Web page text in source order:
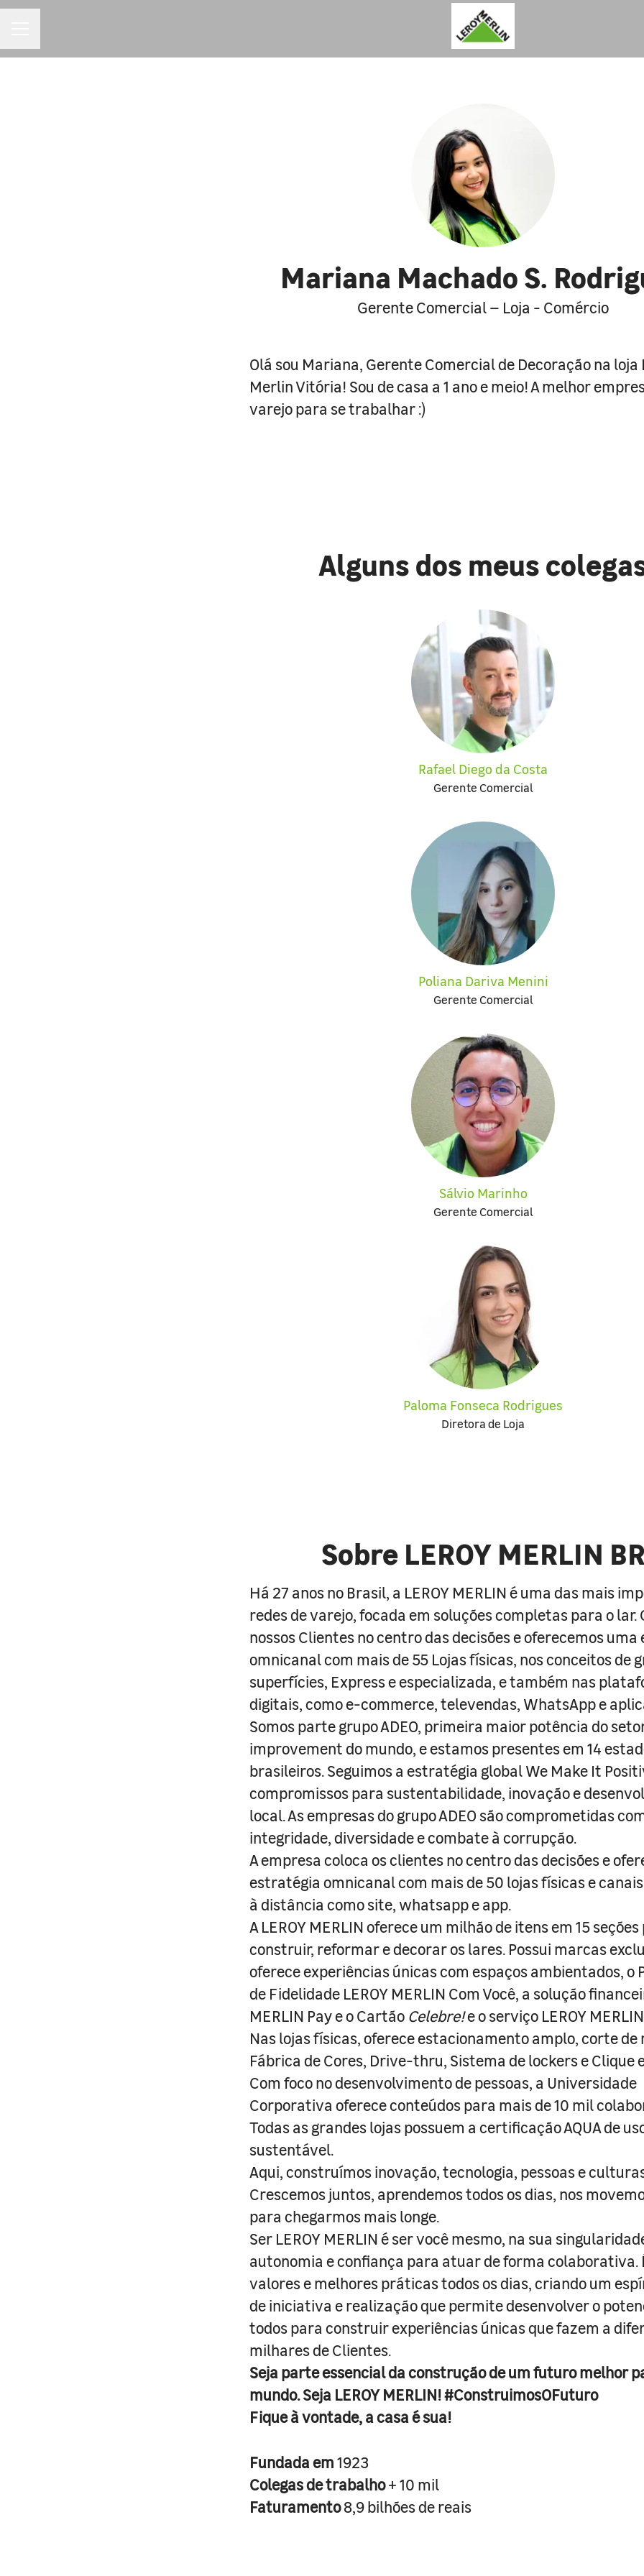
Mariana Machado S.
Gerente Comercial – Loja - Comércio
Olá sou Mariana, Gerente Comercial de Decoração na loja
Merlin Vitória! Sou de casa a 1 ano e meio! A melhor
varejo para se trabalhar :)
Alguns dos meus
Rafael Diego da Costa
Gerente Comercial
Poliana Dariva Menini
Gerente Comercial
Sálvio Marinho
Gerente Comercial
Paloma Fonseca Rodrigues
Diretora de Loja
Sobre LEROY MERLIN BR
Há 27 anos no Brasil, a LEROY MERLIN é uma das mais
redes de varejo, focada em soluções completas para o lar.
nossos Clientes no centro das decisões e oferecemos
omnicanal com mais de 55 Lojas físicas, nos conceitos de
superfícies, Express e especializada, e também nas
digitais, como e-commerce, televendas, WhatsApp e
Somos parte grupo ADEO, primeira maior potência do
improvement do mundo, e estamos presentes em 14
brasileiros. Seguimos a estratégia global We Make It
compromissos para sustentabilidade, inovação e
local. As empresas do grupo ADEO são comprometidas
integridade, diversidade e combate à corrupção.
A empresa coloca os clientes no centro das decisões e
estratégia omnicanal com mais de 50 lojas físicas e
à distância como site, whatsapp e app.
A LEROY MERLIN oferece um milhão de itens em 15
construir, reformar e decorar os lares. Possui marcas
oferece experiências únicas com espaços ambientados, o
de Fidelidade LEROY MERLIN Com Você, a solução
MERLIN Pay e o Cartão Celebre!e o serviço LEROY
Nas lojas físicas, oferece estacionamento amplo, corte de
Fábrica de Cores, Drive-thru, Sistema de lockers e Clique
Com foco no desenvolvimento de pessoas, a Universidade
Corporativa oferece conteúdos para mais de 10 mil
Todas as grandes lojas possuem a certificação AQUA de
sustentável.
Aqui, construímos inovação, tecnologia, pessoas e
Crescemos juntos, aprendemos todos os dias, nos
para chegarmos mais longe.
Ser LEROY MERLIN é ser você mesmo, na sua
autonomia e confiança para atuar de forma
valores e melhores práticas todos os dias, criando um
de iniciativa e realização que permite desenvolver o
todos para construir experiências únicas que fazem a
milhares de Clientes.
Seja parte essencial da construção de um futuro melhor
mundo. Seja LEROY MERLIN! #ConstruimosOFuturo
Fique à vontade, a casa é sua!
Fundada em1923
Colegas de trabalho+ 10 mil
Faturamento8,9 bilhões de reais